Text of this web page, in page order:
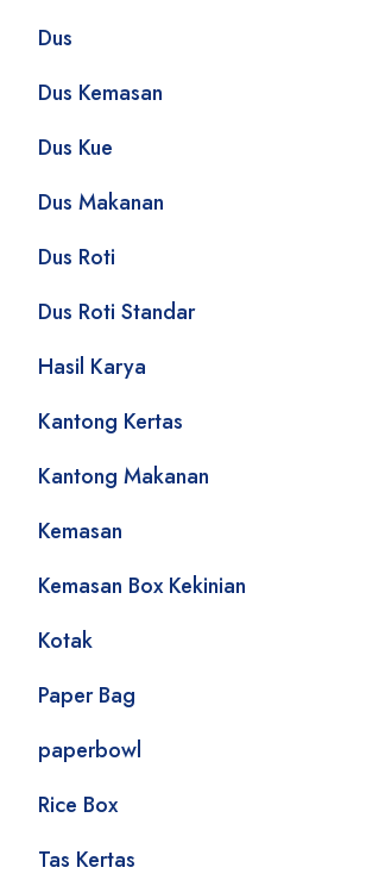
Dus
Dus Kemasan
Dus Kue
Dus Makanan
Dus Roti
Dus Roti Standar
Hasil Karya
Kantong Kertas
Kantong Makanan
Kemasan
Kemasan Box Kekinian
Kotak
Paper Bag
paperbowl
Rice Box
Tas Kertas